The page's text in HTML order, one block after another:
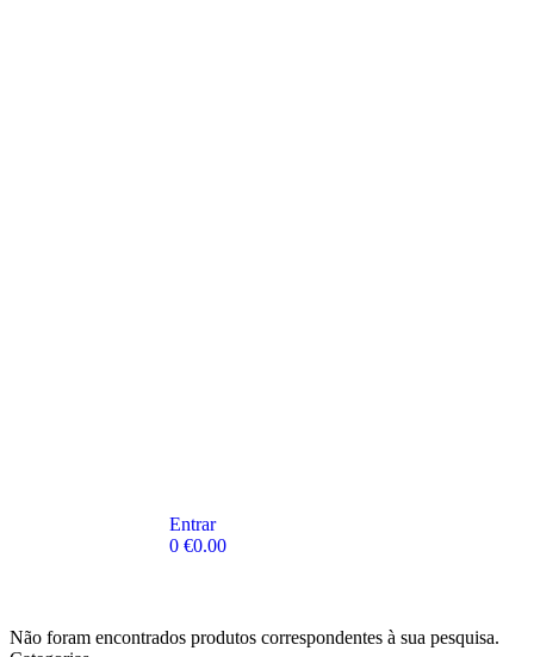
Entrar
0 €0.00
Não foram encontrados produtos correspondentes à sua pesquisa.